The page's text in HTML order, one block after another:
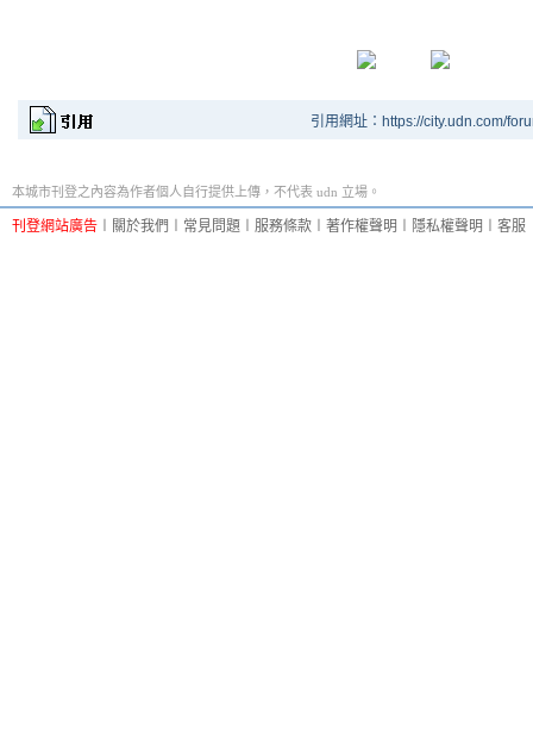
引用網址：https://city.udn.com/
本城市刊登之內容為作者個人自行提供上傳，不代表 udn 立場。
刊登網站廣告 關於我們 常見問題 服務條款 著作權聲明 隱私權聲明 客服